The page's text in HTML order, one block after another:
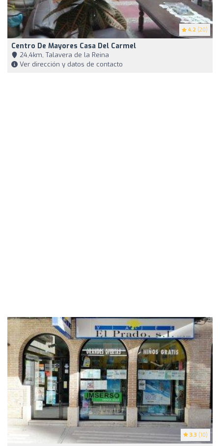
4.2 (20)
Centro De Mayores Casa Del Carmel
24,4km, Talavera de la Reina
Ver dirección y datos de contacto
3.3 (10)